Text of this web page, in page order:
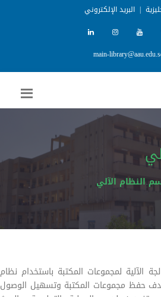
| البريد الإلكتروني
النظام الآلي
الآلية لمجموعات المكتبة باستخدام نظام
حفظ مجموعات المكتبة وتسهيل الوصول